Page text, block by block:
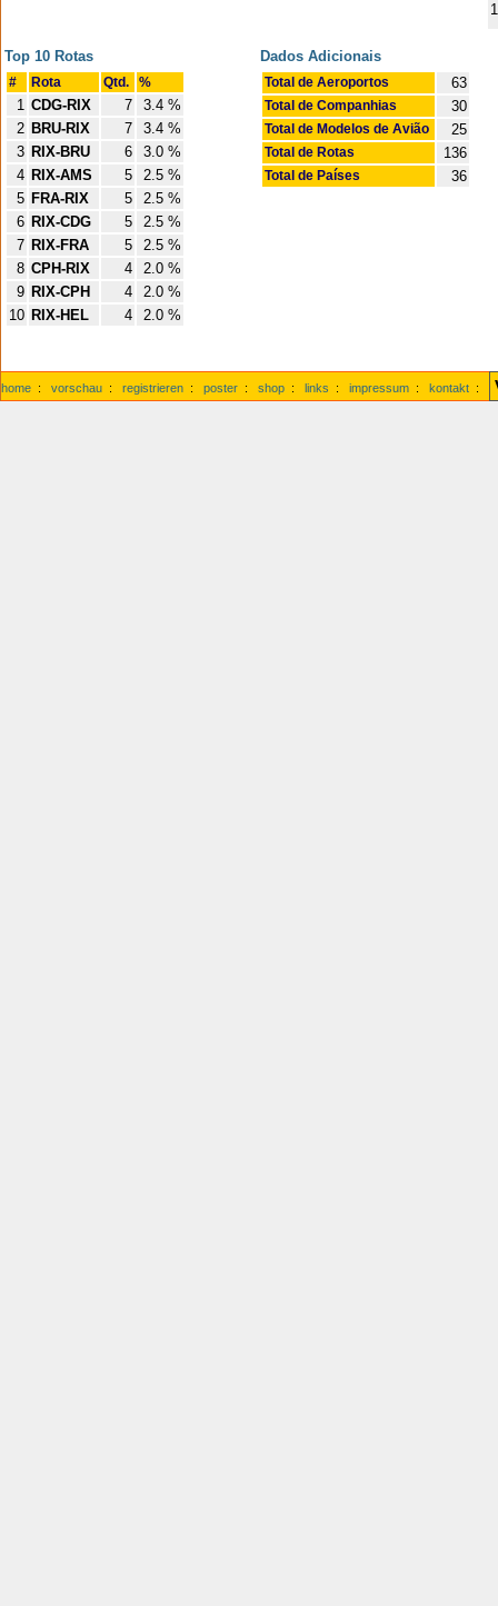
Top 10 Rotas
# Rota Qtd. %
1 CDG-RIX 7
3.4 %
2 BRU-RIX 7
3.4 %
3 RIX-BRU 6
3.0 %
4 RIX-AMS 5
2.5 %
5 FRA-RIX 5
2.5 %
6 RIX-CDG 5
2.5 %
7 RIX-FRA 5
2.5 %
8 CPH-RIX 4
2.0 %
9 RIX-CPH 4
2.0 %
10 RIX-HEL 4 2.0 %
Dados Adicionais
Total de Aeroportos 63
Total de Companhias 30
Total de Modelos de Avião 25
Total de Rotas 136
Total de Países 36
home : vorschau : registrieren : poster : shop : links : impressum : kontakt :